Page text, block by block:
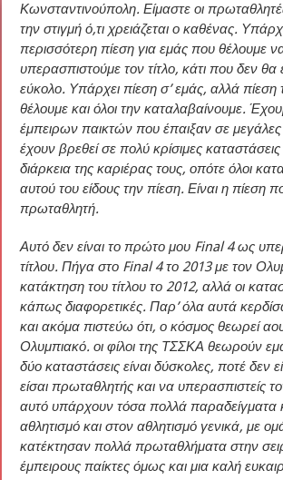
Κωνσταντινούπολη. Είμαστε οι
την στιγμή ό,τι χρειάζεται ο καθένας.
περισσότερη πίεση για εμάς που θέλουμε
υπερασπιστούμε τον τίτλο, κάτι που δεν θα
εύκολο. Υπάρχει πίεση σ’ εμάς, αλλά πίεση
θέλουμε και όλοι την καταλαβαίνουμε.
έμπειρων παικτών που έπαιξαν σε μεγάλες
έχουν βρεθεί σε πολύ κρίσιμες
διάρκεια της καριέρας τους, οπότε όλοι
αυτού του είδους την πίεση. Είναι η πίεση
πρωταθλητή.
Αυτό δεν είναι το πρώτο μου Final 4 ως
τίτλου. Πήγα στο Final 4 το 2013 με τον
κατάκτηση του τίτλου το 2012, αλλά οι
κάπως διαφορετικές. Παρ’ όλα αυτά
και ακόμα πιστεύω ότι, ο κόσμος θεωρεί
Ολυμπιακό. οι φίλοι της ΤΣΣΚΑ θεωρούν
δύο καταστάσεις είναι δύσκολες, ποτέ δεν
είσαι πρωταθλητής και να υπερασπιστείς
αυτό υπάρχουν τόσα πολλά παραδείγματα
αθλητισμό και στον αθλητισμό γενικά, με
κατέκτησαν πολλά πρωταθλήματα στην
έμπειρους παίκτες όμως και μια καλή